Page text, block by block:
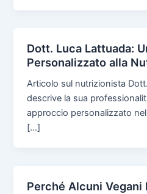
Dott. Luca Lattuada:
Personalizzato alla
Articolo sul nutrizionista
descrive la sua
approccio personalizzato
[…]
Perché Alcuni Vegani